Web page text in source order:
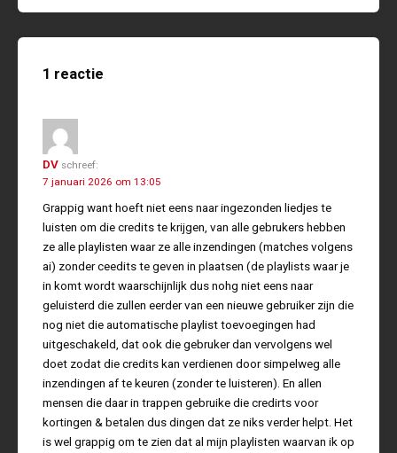
1 reactie
DV schreef:
7 januari 2026 om 13:05
Grappig want hoeft niet eens naar ingezonden liedjes te
luisten om die credits te krijgen, van alle gebrukers hebben
ze alle playlisten waar ze alle inzendingen (matches volgens
ai) zonder ceedits te geven in plaatsen (de playlists waar je
in komt wordt waarschijnlijk dus nohg niet eens naar
geluisterd die zullen eerder van een nieuwe gebruiker zijn die
nog niet die automatische playlist toevoegingen had
uitgeschakeld, dat ook die gebruker dan vervolgens wel
doet zodat die credits kan verdienen door simpelweg alle
inzendingen af te keuren (zonder te luisteren). En allen
mensen die daar in trappen gebruike die credirts voor
kortingen & betalen dus dingen dat ze niks verder helpt. Het
is wel grappig om te zien dat al mijn playlisten waarvan ik op